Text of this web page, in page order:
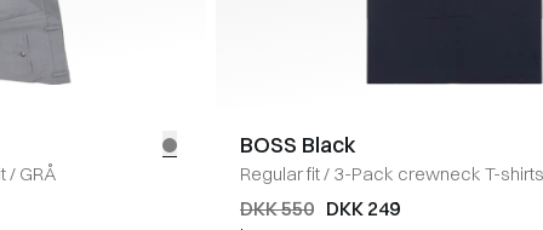
/ GRÅ
BOSS Black
Regular fit/ 3-Pack crewneck T-shirts
DKK 550 DKK 249